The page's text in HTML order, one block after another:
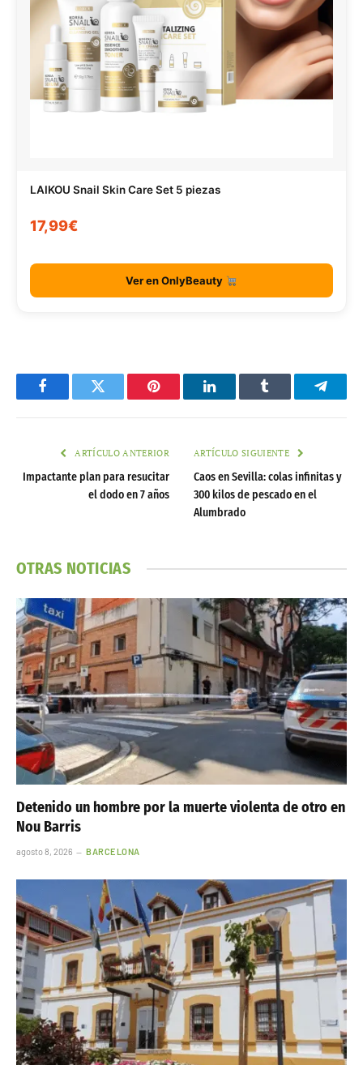
LAIKOU Snail Skin Care Set 5 piezas
17,99€
Ver en OnlyBeauty
FacebookTwitter Pinterest LinkedInTumblr
ARTÍCULO ANTERIOR
Impactante plan para resucitar
el dodo en 7 años
ARTÍCULO SIGUIENTE
Caos en Sevilla: colas infinitas y
300 kilos de pescado en el
Alumbrado
OTRAS NOTICIAS
Detenido un hombre por la muerte violenta de otro en
Nou Barris
agosto 8, 2026 BARCELONA